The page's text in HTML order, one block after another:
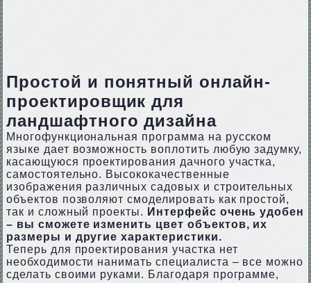
Простой и понятный онлайн-
проектировщик для
ландшафтного дизайна
Многофункциональная программа на русском
языке дает возможность воплотить любую задумку,
касающуюся проектирования дачного участка,
самостоятельно. Высококачественные
изображения различных садовых и строительных
объектов позволяют смоделировать как простой,
так и сложный проекты. Интерфейс очень удобен
– вы сможете изменить цвет объектов, их
размеры и другие характеристики.
Теперь для проектирования участка нет
необходимости нанимать специалиста – все можно
сделать своими руками. Благодаря программе,